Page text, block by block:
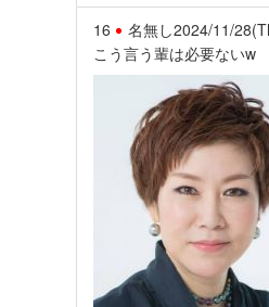
16 名無し2024/11/
こう言う輩は必要ないw